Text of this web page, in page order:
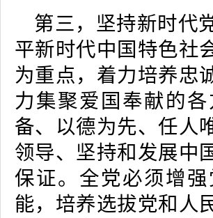
第三，坚持新时代
平新时代中国特色社
为重点，着力培养忠
力集聚爱国奉献的
备、以德为先、任人
领导、坚持和发展中
保证。全党必须增
能，培养选拔党和人